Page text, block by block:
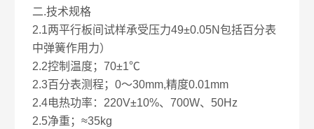
二.技术规格
2.1两平行板间试样承受压力49±0.05N包括百分表
中弹簧作用力）
2.2控制温度；70±1℃
2.3百分表测程；0～30mm,精度0.01mm
2.4电热功率：220V±10%、700W、50Hz
2.5净重；≈35kg